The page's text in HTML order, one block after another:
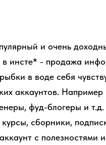
и очень
в инсте* - продажа
в воде себя
аккаунтов. Например
фуд-блогеры и
курсы, сборники,
с полезностями